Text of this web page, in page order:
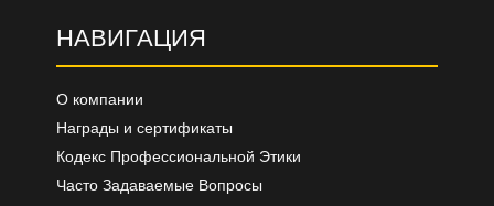
НАВИГАЦИЯ
О компании
Награды и сертификаты
Кодекс Профессиональной Этики
Часто Задаваемые Вопросы